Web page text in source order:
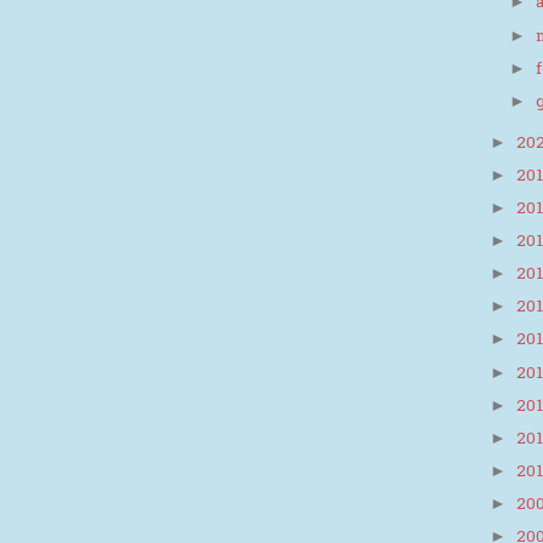
►
►
►
►
►
►
►
►
►
►
►
►
►
►
►
►